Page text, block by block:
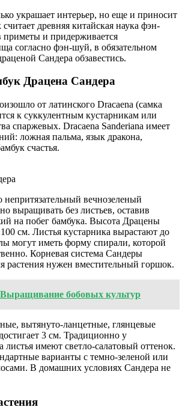
украшает интерьер, но еще и приносит
древняя китайская наука фэн-
приметы и придерживается
согласно фэн-шуй, в обязательном
Сандера обзавестись.
Драцена Сандера
от латинского Dracaena (самка
к суккулентным кустарникам или
спаржевых. Dracaena Sanderiana имеет
ложная пальма, язык дракона,
счастья.
непритязательный вечнозеленый
выращивать без листьев, оставив
на побег бамбука. Высота Драцены
см. Листья кустарника вырастают до
могут иметь форму спирали, которой
Корневая система Сандеры
растения нужен вместительный горшок.
Выращивание бобовых культур
вытянуто-ланцетные, глянцевые
3 см. Традиционно у
листья имеют светло-салатовый оттенок.
варианты с темно-зеленой или
В домашних условиях Сандера не